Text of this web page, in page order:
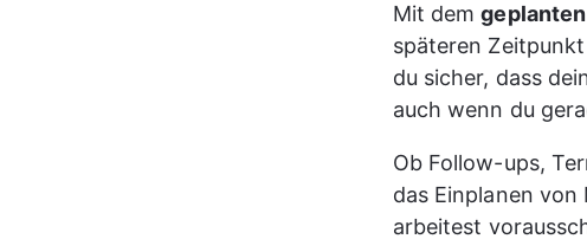
Mit dem
späteren
du sicher, dass
auch wenn du
Ob Follow-ups,
das Einplanen
arbeitest